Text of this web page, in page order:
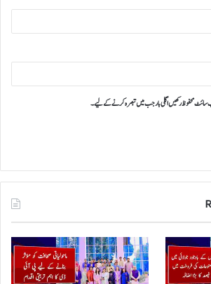
سائٹ محفوظ رکھیں اگلی بار جب میں تبصرہ کرنے کےلیے۔